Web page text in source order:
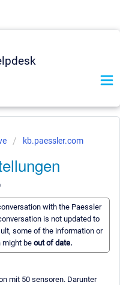
kb.paessler.com
with the Paessler
is not updated to
some of the information or
might be out of date.
mit 50 sensoren. Darunter